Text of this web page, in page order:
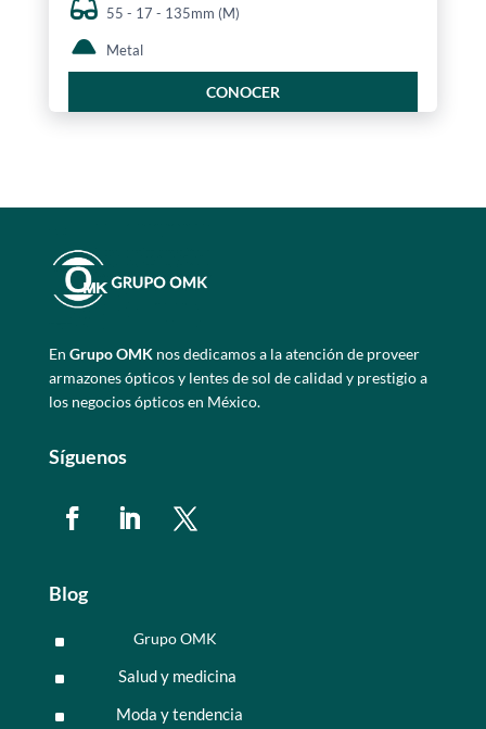
55 - 17 - 135mm (M)
Metal
CONOCER
En Grupo OMKnos dedicamos a la atención de proveer
armazones ópticos y lentes de sol de calidad y prestigio a
los negocios ópticos en México.
Síguenos
Blog
^ Grupo OMK
^ Salud y medicina
^ Moda y tendencia